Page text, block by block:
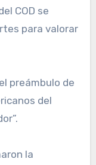
COD se
para valorar
preámbulo de
del
la